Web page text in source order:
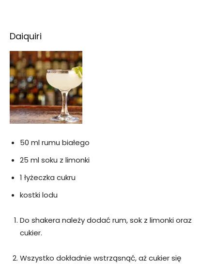
Daiquiri
50 ml rumu białego
25 ml soku z limonki
1 łyżeczka cukru
kostki lodu
Do shakera należy dodać rum, sok z limonki oraz
cukier.
Wszystko dokładnie wstrząsnąć, aż cukier się